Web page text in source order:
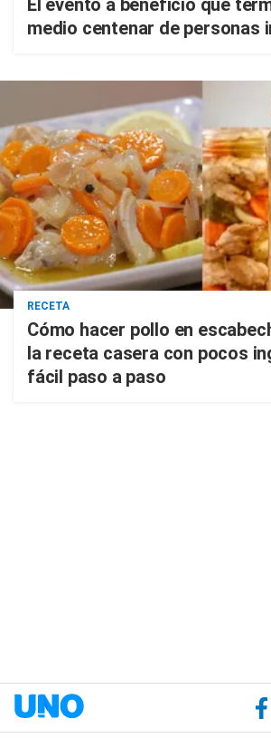
El evento a beneficio que
medio centenar de personas
RECETA
Cómo hacer pollo en
la receta casera con pocos
fácil paso a paso